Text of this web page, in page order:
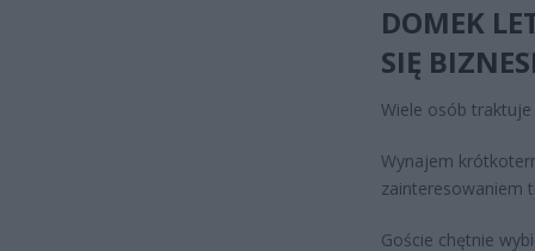
DOMEK
SIĘ
Wiele osób
Wynajem
zainteresowaniem
Goście chętnie